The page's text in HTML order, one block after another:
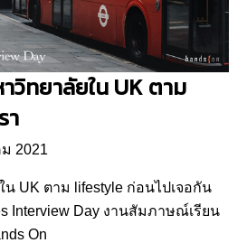
วิทยาลัยใน UK ตาม
า
2021
UK ตาม lifestyle ก่อนไปเจอกัน
Interview Day งานสัมภาษณ์เรียน
On